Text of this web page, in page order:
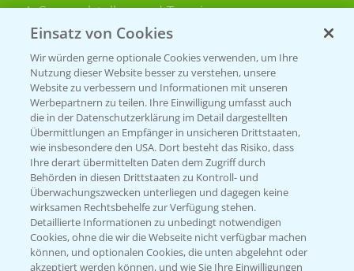
Sammelstellen und Termine
PRE - Chemikalien sicher entsorgen
Sammelstellen und Termine
Kontakt & Notfall
Beratung auf WhatsApp
T.+49 (0)174 346 564 1
KONTAKT
Einsatz von Cookies
Wir würden gerne optionale Cookies verwenden, um Ihre
Nutzung dieser Website besser zu verstehen, unsere
Website zu verbessern und Informationen mit unseren
Werbepartnern zu teilen. Ihre Einwilligung umfasst auch
die in der Datenschutzerklärung im Detail dargestellten
Übermittlungen an Empfänger in unsicheren Drittstaaten,
wie insbesondere den USA. Dort besteht das Risiko, dass
Ihre derart übermittelten Daten dem Zugriff durch
Behörden in diesen Drittstaaten zu Kontroll- und
Überwachungszwecken unterliegen und dagegen keine
wirksamen Rechtsbehelfe zur Verfügung stehen.
Detaillierte Informationen zu unbedingt notwendigen
Cookies, ohne die wir die Webseite nicht verfügbar machen
können, und optionalen Cookies, die unten abgelehnt oder
akzeptiert werden können, und wie Sie Ihre Einwilligungen